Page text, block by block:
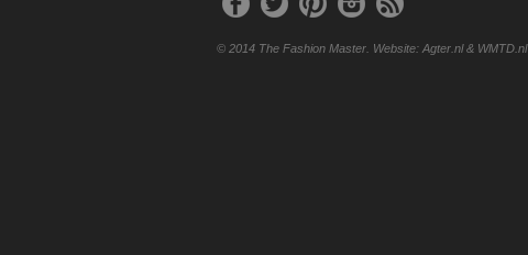
© 2014 The Fashion Master. Website: Agter.nl & WMTD.nl